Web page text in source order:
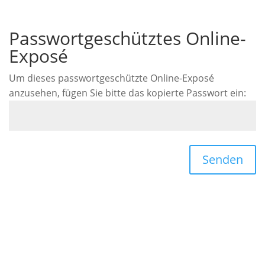
Passwortgeschütztes Online-
Exposé
Um dieses passwortgeschützte Online-Exposé
anzusehen, fügen Sie bitte das kopierte Passwort ein:
Senden